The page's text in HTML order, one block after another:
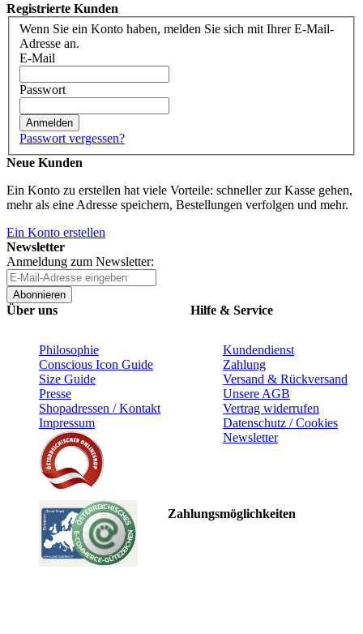
Registrierte Kunden
Wenn Sie ein Konto haben, melden Sie sich mit Ihrer E-Mail-
Adresse an.
E-Mail
Passwort
Anmelden
Passwort vergessen?
Neue Kunden
Ein Konto zu erstellen hat viele Vorteile: schneller zur Kasse gehen,
mehr als eine Adresse speichern, Bestellungen verfolgen und mehr.
Ein Konto erstellen
Newsletter
Anmeldung zum Newsletter:
Abonnieren
Über uns
Philosophie
Conscious Icon Guide
Size Guide
Presse
Shopadressen / Kontakt
Impressum
Hilfe & Service
Kundendienst
Zahlung
Versand & Rückversand
Unsere AGB
Vertrag widerrufen
Datenschutz / Cookies
Newsletter
Zahlungsmöglichkeiten